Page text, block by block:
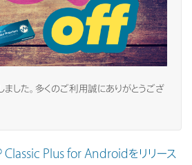
した。多くのご利用誠にありがとうござ
Plus for Androidをリリース